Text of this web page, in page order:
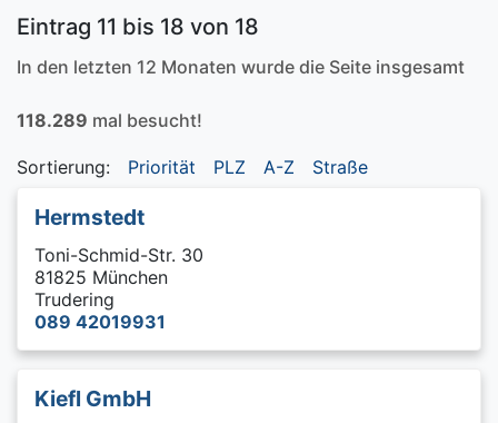
Eintrag 11 bis 18 von 18
In den letzten 12 Monaten wurde die Seite insgesamt
118.289 mal besucht!
Sortierung: Priorität PLZ A-Z Straße
Hermstedt
Toni-Schmid-Str. 30
81825 München
Trudering
089 42019931
Kiefl GmbH